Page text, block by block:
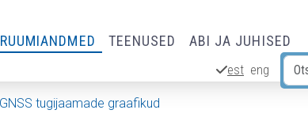
RUUMIANDMED TEENUSED ABI JA JUHISED
est eng
GNSS tugijaamade graafikud